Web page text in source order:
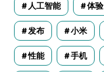
人工智能 体验
发布 小米
性能 手机